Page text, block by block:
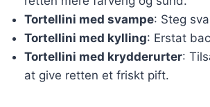
Tortellini med svampe: Steg
Tortellini med kylling: Erstat
Tortellini med krydderurter:
at give retten et friskt pift.